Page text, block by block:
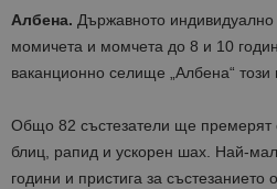
Албена. Държавното
момичета и момчета до 8 и 10
ваканционно селище „Албена“ този
Общо 82 състезатели ще премерят
блиц, рапид и ускорен шах. Най-
години и пристига за състезанието